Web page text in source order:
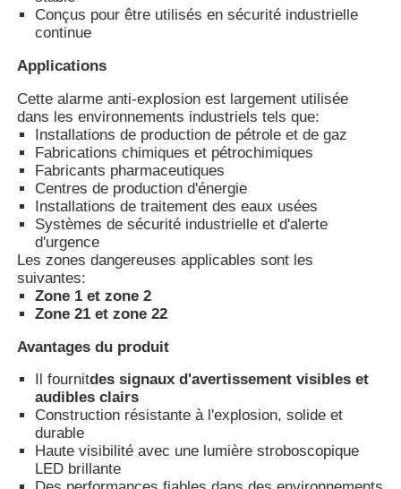
Lumière anti-déflagrante d'alarme
ventilateur antidéflagrant
Boîte anti-explosion
interrupteur antidéflagrant
Glandes de câbles à l'épreuve des explosions
prise et prise anti-déflagrantes
Conçus pour être utilisés en sécurité industrielle
continue
Applications
Cette alarme anti-explosion est largement utilisée
dans les environnements industriels tels que:
Installations de production de pétrole et de gaz
Fabrications chimiques et pétrochimiques
Fabricants pharmaceutiques
Centres de production d'énergie
Installations de traitement des eaux usées
Systèmes de sécurité industrielle et d'alerte
d'urgence
Les zones dangereuses applicables sont les
suivantes:
Zone 1 et zone 2
Zone 21 et zone 22
Avantages du produit
Il fournitdes signaux d'avertissement visibles et
audibles clairs
Construction résistante à l'explosion, solide et
durable
Haute visibilité avec une lumière stroboscopique
LED brillante